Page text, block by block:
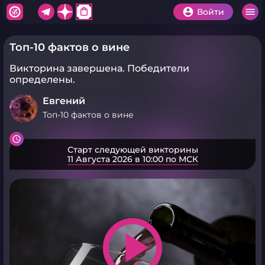
shopping_bag Войти
Топ-10 фактов о вине
Викторина завершена. Победители
определены.
Евгений
Топ-10 фактов о вине
Старт следующей викторины
11 Августа 2026 в 10:00 по МСК
play_arrow